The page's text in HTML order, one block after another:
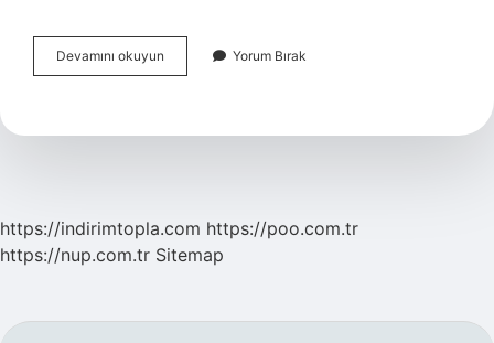
Devamını okuyun
Felç
Mi
Yorum Bırak
https://indirimtopla.com https://poo.com.tr
https://nup.com.tr Sitemap